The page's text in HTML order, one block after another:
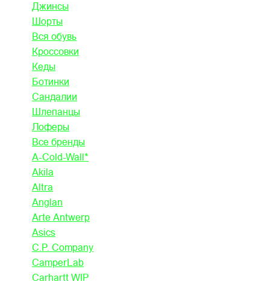
Джинсы
Шорты
Вся обувь
Кроссовки
Кеды
Ботинки
Сандалии
Шлепанцы
Лоферы
Все бренды
A-Cold-Wall*
Akila
Altra
Anglan
Arte Antwerp
Asics
C.P. Company
CamperLab
Carhartt WIP